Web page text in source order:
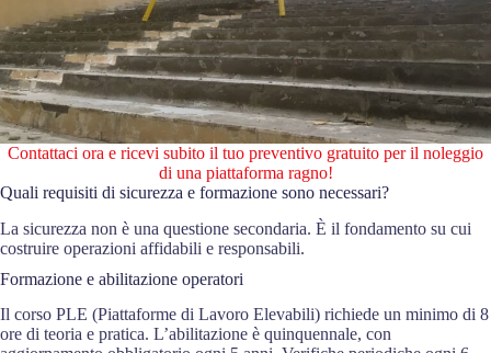
Contattaci ora e ricevi subito il tuo preventivo gratuito per il noleggio
di una piattaforma ragno!
Quali requisiti di sicurezza e formazione sono necessari?
La sicurezza non è una questione secondaria. È il fondamento su cui
costruire operazioni affidabili e responsabili.
Formazione e abilitazione operatori
Il corso PLE (Piattaforme di Lavoro Elevabili) richiede un minimo di 8
ore di teoria e pratica. L’abilitazione è quinquennale, con